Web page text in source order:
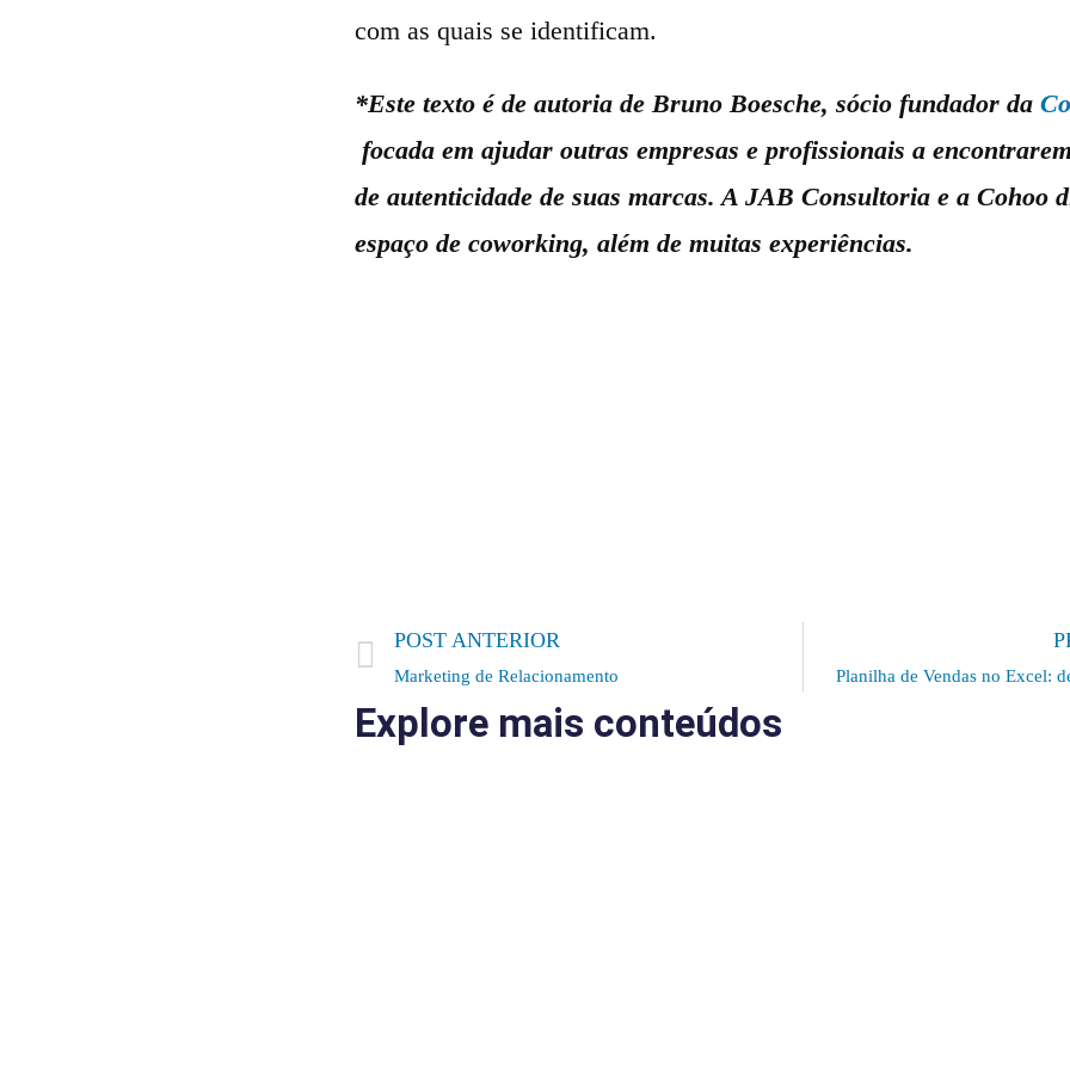
com as quais se identificam.
*Este texto é de autoria de Bruno Boesche, sócio fundador da
focada em ajudar outras empresas e profissionais a
de autenticidade de suas marcas. A JAB Consultoria e a Cohoo
espaço de coworking, além de muitas experiências.
POST ANTERIOR
Marketing de Relacionamento Planilha de Vendas no Excel:
Explore mais conteúdos